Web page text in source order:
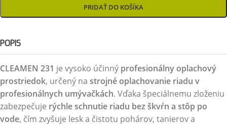
PRIDAŤ DO KOŠÍKA
POPIS
CLEAMEN 231 je vysoko účinný profesionálny oplachový
prostriedok, určený na strojné oplachovanie riadu v
profesionálnych umývačkách. Vďaka špeciálnemu zloženiu
zabezpečuje rýchle schnutie riadu bez škvŕn a stôp po
vode, čím zvyšuje lesk a čistotu pohárov, tanierov a